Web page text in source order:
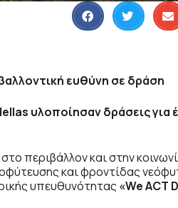
ευθύνη σε δράση
υλοποίησαν δράσεις για
περιβάλλον και στην
και φροντίδας
υπευθυνότητας «WeACT